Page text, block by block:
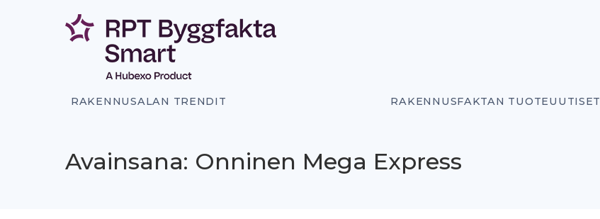
RAKENNUSALAN TRENDIT RAKENNUSFAKTAN TUOTEUUTISET
Avainsana: Onninen Mega Express